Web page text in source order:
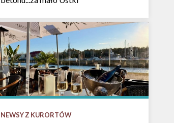
NEWSY Z KURORTÓW